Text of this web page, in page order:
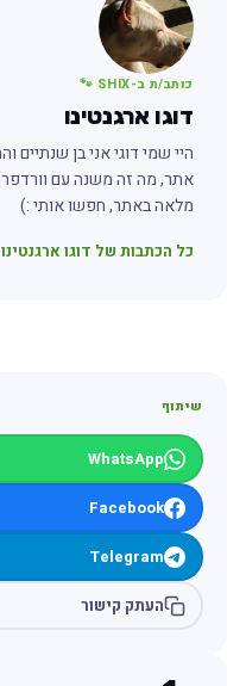
כותב/ת ב-SHIX 🐾
דוגו ארגנטינו
היי שמי דוגי אני בן שנתיים
אתר, מה זה משנה עם
מלאה באתר, חפשו אותי :)
כל הכתבות של דוגו
שיתוף
WhatsApp
Facebook
Telegram
העתק קישור